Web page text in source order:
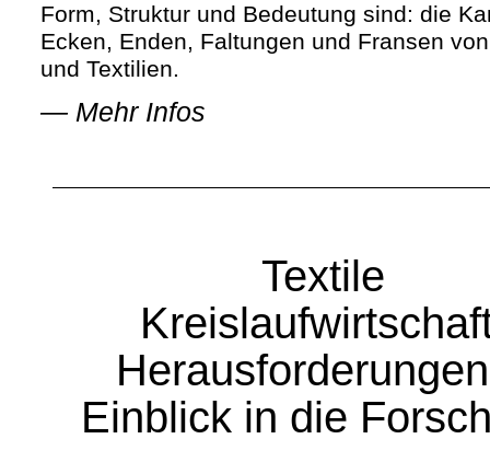
Form, Struktur und Bedeutung sind: die
Ecken, Enden, Faltungen und Fransen
und Textilien.
— Mehr Infos
Textile
Einblick in die